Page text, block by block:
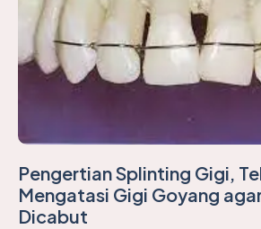
Pengertian Splinting Gigi,
Mengatasi Gigi Goyang
Dicabut